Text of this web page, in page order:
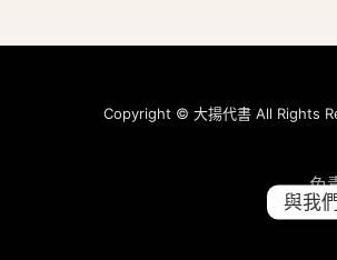
Copyright © 大揚代書 All Rights
免
與我